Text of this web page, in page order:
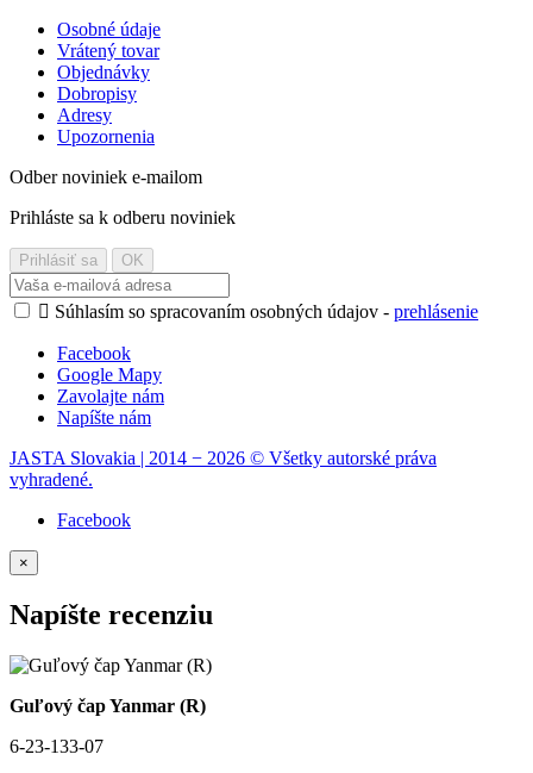
Osobné údaje
Vrátený tovar
Objednávky
Dobropisy
Adresy
Upozornenia
Odber noviniek e-mailom
Prihláste sa k odberu noviniek
 Súhlasím so spracovaním osobných údajov - prehlásenie
Facebook
Google Mapy
Zavolajte nám
Napíšte nám
JASTA Slovakia | 2014 − 2026 © Všetky autorské práva
vyhradené.
Facebook
×
Napíšte recenziu
Guľový čap Yanmar (R)
6-23-133-07